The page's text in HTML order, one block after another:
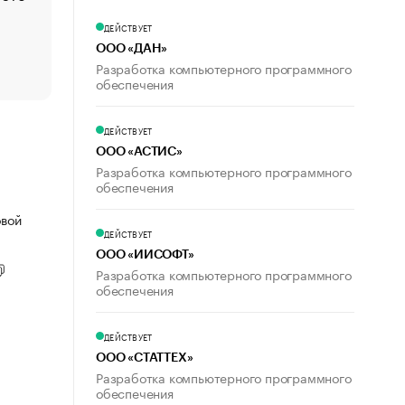
Что обвинения против Павла Дурова значат для
пользователей
ДЕЙСТВУЕТ
ООО «ДАН»
Разработка компьютерного программного
обеспечения
ДЕЙСТВУЕТ
ООО «АСТИС»
Разработка компьютерного программного
обеспечения
ДЕЙСТВУЕТ
ООО «ИИСОФТ»
Разработка компьютерного программного
обеспечения
ДЕЙСТВУЕТ
ООО «СТАТТЕХ»
Разработка компьютерного программного
обеспечения